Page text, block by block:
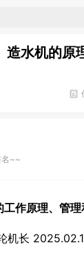
造水机的
名~~
工作原理、管
机长